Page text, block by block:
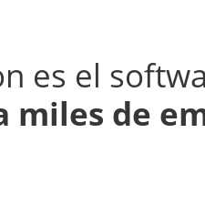
es el
miles de